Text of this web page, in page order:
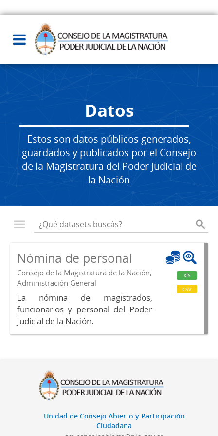
Datos
Estos son datos públicos generados,
guardados y publicados por el Consejo
de la Magistratura del Poder Judicial de
la Nación
Nómina de personal
Consejo de la Magistratura de la Nación,
Administración General
La nómina de magistrados,
funcionarios y personal del Poder
Judicial de la Nación.
xls
csv
Unidad de Consejo Abierto y Participación
Ciudadana